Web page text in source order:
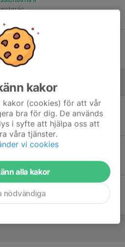
BoIS
IF
IF
- Hässleholms IF
huvudarenan
kakor
kakor (cookies) för att vår
bra för dig. De används
i syfte att hjälpa oss att
våra tjänster.
vi cookies
alla kakor
nödvändiga